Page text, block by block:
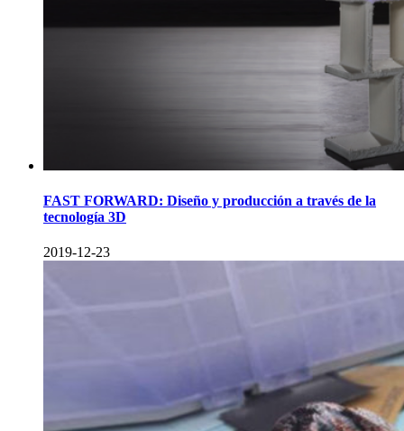
FAST FORWARD: Diseño y producción a través de la
tecnología 3D
2019-12-23